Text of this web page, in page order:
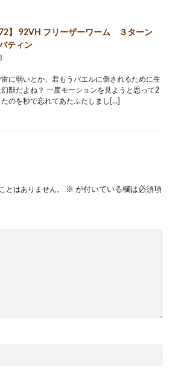
72】 92VH フリーザーワーム ３ターン
ティン
に弱いとか、君もうバエルに倒されるために生
幻獣だよね？ 一度モーションを見ようと思って2
のを秒で忘れてあたふたしまし[…]
とはありません。 ※ が付いている欄は必須項